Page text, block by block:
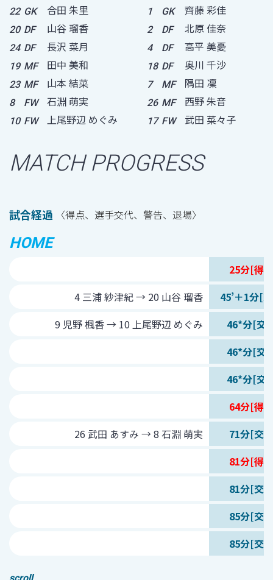
22 GK 合田 朱里
20 DF 山谷 瑠香
24 DF 長沢 菜月
19 MF 田中 美和
23 MF 山本 結菜
8 FW 石淵 萌実
10 FW 上尾野辺 めぐみ
1 GK 齊藤 彩佳
2 DF 北原 佳奈
4 DF 高平 美憂
18 DF 奥川 千沙
7 MF 隅田 凜
26 MF 西野 朱音
17 FW 武田 菜々子
MATCH PROGRESS
試合経過 〈得点、選手交代、警告、退場〉
HOME
25分[得
4 三浦 紗津紀 → 20 山谷 瑠香
45’＋1分[
9 児野 楓香 → 10 上尾野辺 めぐみ
46*分[交
46*分[交
46*分[交
64分[得
26 武田 あすみ → 8 石淵 萌実
71分[交
81分[得
81分[交
85分[交
85分[交
scroll